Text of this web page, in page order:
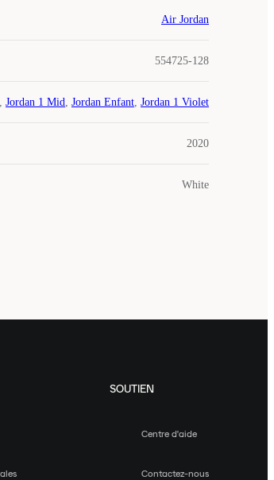
Air Jordan
554725-128
, Jordan 1 Mid, Jordan Enfant, Jordan 1 Violet
2020
White
SOUTIEN
Centre d'aide
Contactez-nous